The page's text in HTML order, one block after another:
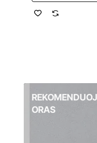
ORAS